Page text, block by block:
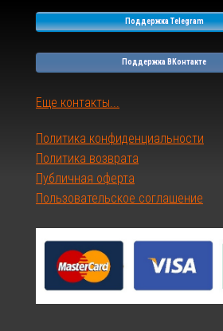
Поддержка Telegram
Поддержка ВКонтакте
Еще контакты...
Политика конфиденциальности
Политика возврата
Публичная оферта
Пользовательское соглашение